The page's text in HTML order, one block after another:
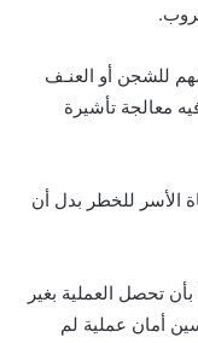
للشجن أو العنـف
معالجة تأشيرة
الأسر للخطر بدل أن
تحصل العملية بغير
أمان عملية لم